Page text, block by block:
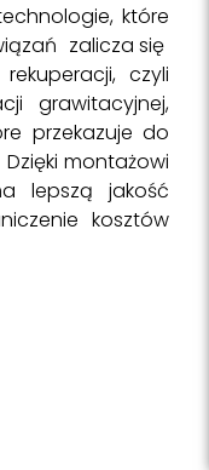
które
zalicza się
czyli
grawitacyjnej,
przekazuje do
montażowi
lepszą jakość
kosztów